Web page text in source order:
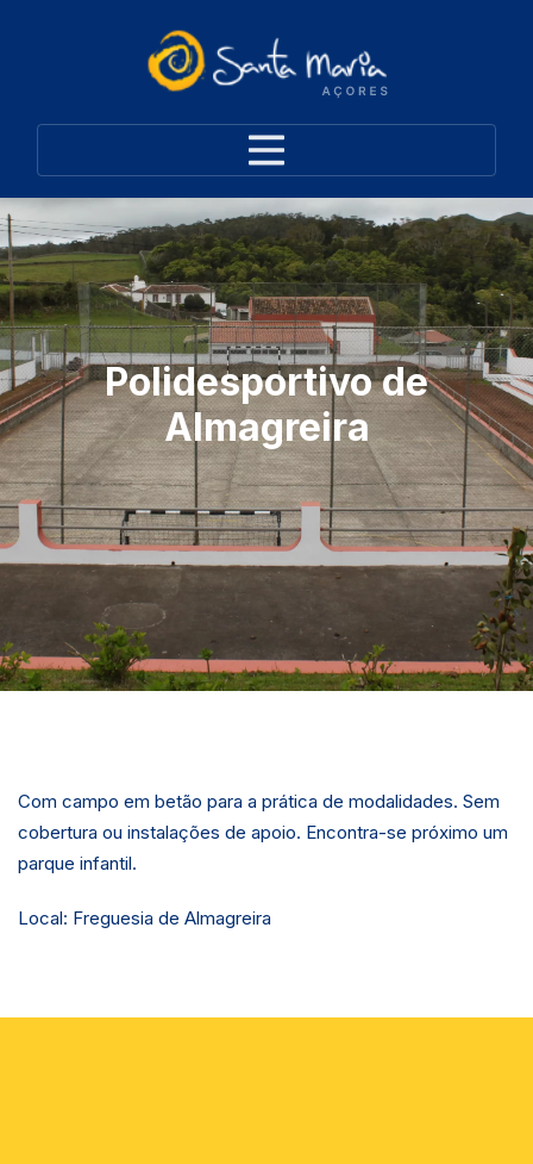
Polidesportivo de
Almagreira
Com campo em betão para a prática de modalidades. Sem
cobertura ou instalações de apoio. Encontra-se próximo um
parque infantil.
Local: Freguesia de Almagreira